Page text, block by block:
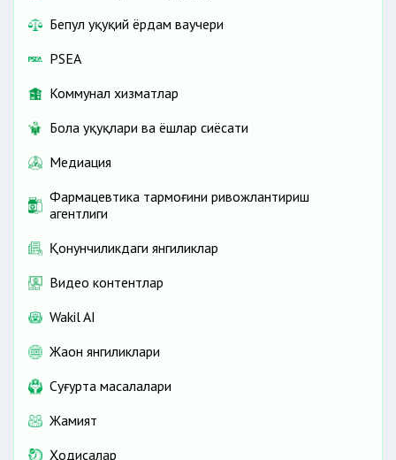
Бепул ҳуқуқий ёрдам ваучери
PSEA
Коммунал хизматлар
Бола ҳуқуқлари ва ёшлар сиёсати
Медиация
Фармацевтика тармоғини ривожлантириш
агентлиги
Қонунчиликдаги янгиликлар
Видео контентлар
Wakil AI
Жаҳон янгиликлари
Cуғурта масалалари
Жамият
Ҳодисалар